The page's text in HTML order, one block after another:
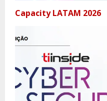
Capacity LATAM 2026